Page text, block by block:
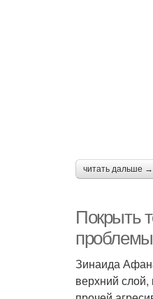
читать дальше →
Покрыть
Зинаида
верхний